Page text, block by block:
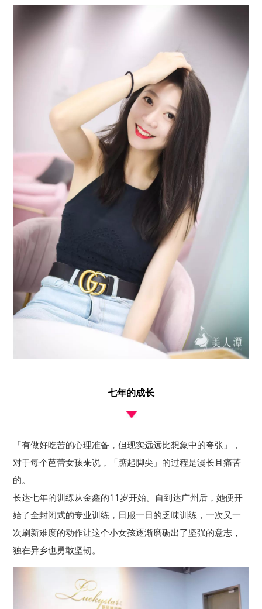
七年的成长
「有做好吃苦的心理准备，但现实远远比想象中的夸张」，
对于每个芭蕾女孩来说，「踮起脚尖」的过程是漫长且痛苦
的。
长达七年的训练从金鑫的11岁开始。自到达广州后，她便开
始了全封闭式的专业训练，日服一日的乏味训练，一次又一
次刷新难度的动作让这个小女孩逐渐磨砺出了坚强的意志，
独在异乡也勇敢坚韧。